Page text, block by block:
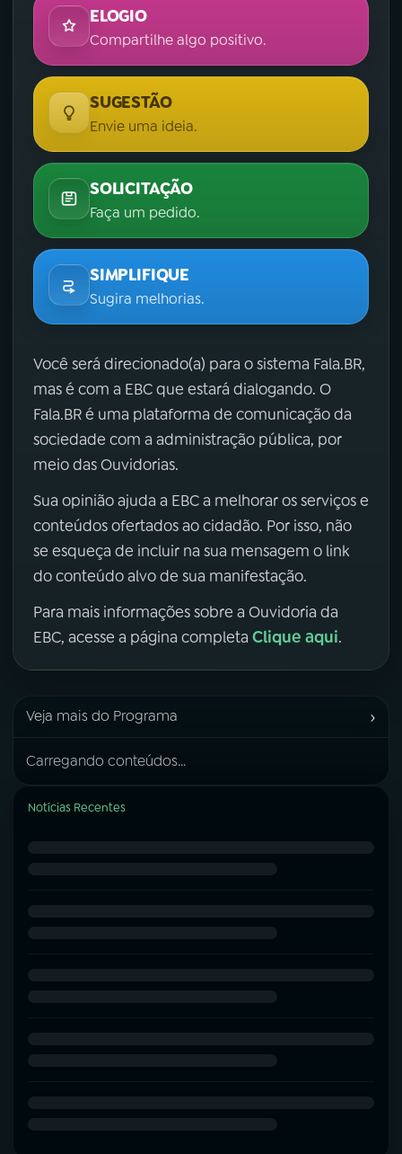
ELOGIO
Compartilhe algo positivo.
SUGESTÃO
Envie uma ideia.
SOLICITAÇÃO
Faça um pedido.
SIMPLIFIQUE
Sugira melhorias.
Você será direcionado(a) para o sistema Fala.BR,
mas é com a EBC que estará dialogando. O
Fala.BR é uma plataforma de comunicação da
sociedade com a administração pública, por
meio das Ouvidorias.
Sua opinião ajuda a EBC a melhorar os serviços e
conteúdos ofertados ao cidadão. Por isso, não
se esqueça de incluir na sua mensagem o link
do conteúdo alvo de sua manifestação.
Para mais informações sobre a Ouvidoria da
EBC, acesse a página completa Clique aqui.
Veja mais do Programa ›
Carregando conteúdos...
Notícias Recentes